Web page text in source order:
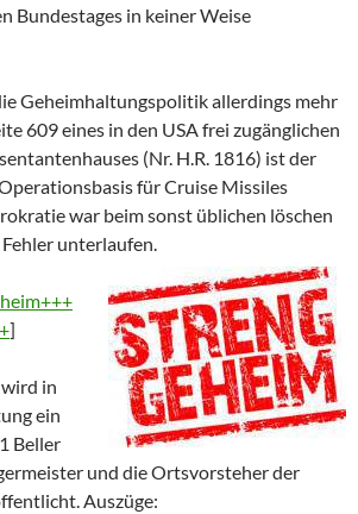
Bundestages in keiner Weise
Geheimhaltungspolitik allerdings mehr
609 eines in den USA frei zugänglichen
(Nr. H.R. 1816) ist der
für Cruise Missiles
war beim sonst üblichen löschen
unterlaufen.
]
in
ein
Beller
und die Ortsvorsteher der
Auszüge: